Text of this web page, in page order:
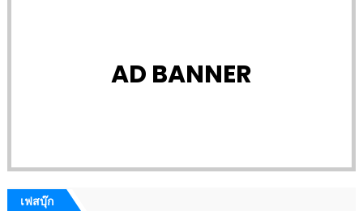
AD BANNER
เฟสบุ๊ก